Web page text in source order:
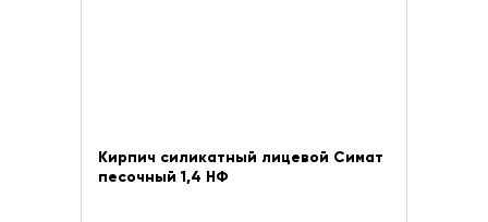
Кирпич силикатный лицевой Симат
песочный 1,4 НФ